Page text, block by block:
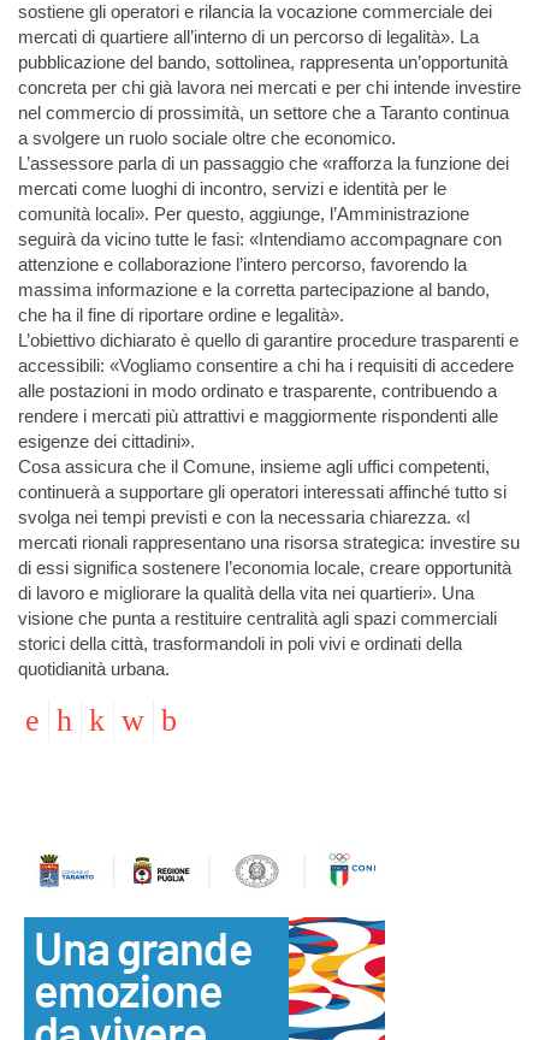
sostiene gli operatori e rilancia la vocazione commerciale dei
mercati di quartiere all’interno di un percorso di legalità». La
pubblicazione del bando, sottolinea, rappresenta un’opportunità
concreta per chi già lavora nei mercati e per chi intende investire
nel commercio di prossimità, un settore che a Taranto continua
a svolgere un ruolo sociale oltre che economico.
L’assessore parla di un passaggio che «rafforza la funzione dei
mercati come luoghi di incontro, servizi e identità per le
comunità locali». Per questo, aggiunge, l’Amministrazione
seguirà da vicino tutte le fasi: «Intendiamo accompagnare con
attenzione e collaborazione l’intero percorso, favorendo la
massima informazione e la corretta partecipazione al bando,
che ha il fine di riportare ordine e legalità».
L’obiettivo dichiarato è quello di garantire procedure trasparenti e
accessibili: «Vogliamo consentire a chi ha i requisiti di accedere
alle postazioni in modo ordinato e trasparente, contribuendo a
rendere i mercati più attrattivi e maggiormente rispondenti alle
esigenze dei cittadini».
Cosa assicura che il Comune, insieme agli uffici competenti,
continuerà a supportare gli operatori interessati affinché tutto si
svolga nei tempi previsti e con la necessaria chiarezza. «I
mercati rionali rappresentano una risorsa strategica: investire su
di essi significa sostenere l’economia locale, creare opportunità
di lavoro e migliorare la qualità della vita nei quartieri». Una
visione che punta a restituire centralità agli spazi commerciali
storici della città, trasformandoli in poli vivi e ordinati della
quotidianità urbana.